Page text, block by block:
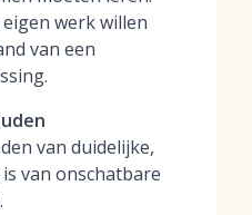
werk willen
van een
van duidelijke,
van onschatbare